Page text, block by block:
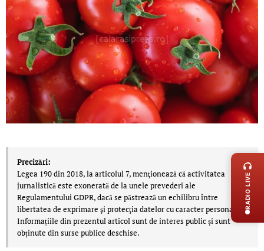
Precizări:
Legea 190 din 2018, la articolul 7, menţionează că activitatea
jurnalistică este exonerată de la unele prevederi ale
Regulamentului GDPR, dacă se păstrează un echilibru între
libertatea de exprimare şi protecţia datelor cu caracter personal.
Informațiile din prezentul articol sunt de interes public și sunt
obținute din surse publice deschise.
RADIO LIVE